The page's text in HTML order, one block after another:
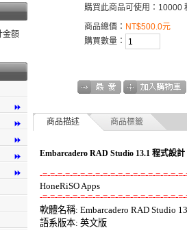
金額
⏩
⏩
⏩
⏩
⏩
購買此商品可使用：10000
商品總價： NT$500.0元
購買數量：
商品描述 商品標籤
Embarcadero RAD Studio 13.1 程式設
-=-=-=-=-=-=-=-=-=-=-=-=-=-=-=-=-=-=-
-=-=-=-=-=-=-=-=-=-=-=-=-=-=-=-=-=-=-
軟體名稱: Embarcadero RAD Studio
語系版本: 英文版